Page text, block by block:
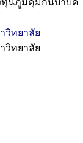
วิทยาลัย
วิทยาลัย